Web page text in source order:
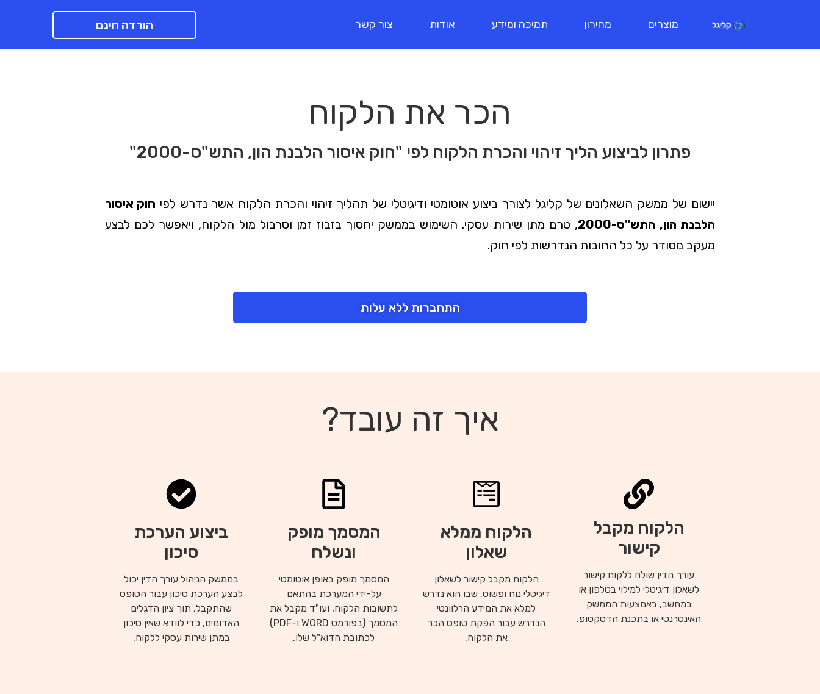
מוצרים מחירון תמיכה ומידע אודות צור קשר הורדה חינם
הכר את הלקוח
פתרון לביצוע הליך זיהוי והכרת הלקוח לפי "חוק איסור הלבנת הון, התש"ס-2000"
יישום של ממשק השאלונים של קליגל לצורך ביצוע אוטומטי ודיגיטלי של תהליך זיהוי והכרת הלקוח אשר נדרש לפי חוק איסור
הלבנת הון, התש"ס-2000
, טרם מתן שירות עסקי. השימוש בממשק יחסוך בזבוז זמן וסרבול מול הלקוח, ויאפשר לכם לבצע
מעקב מסודר על כל החובות הנדרשות לפי חוק.
התחברות ללא עלות
איך זה עובד?
הלקוח מקבל
קישור
עורך הדין שולח ללקוח קישור
לשאלון דיגיטלי למילוי בטלפון או
במחשב, באמצעות הממשק
האינטרנטי או בתכנת הדסקטופ.
הלקוח ממלא
שאלון
הלקוח מקבל קישור לשאלון
דיגיטלי נוח ופשוט, שבו הוא נדרש
למלא את המידע הרלוונטי
הנדרש עבור הפקת טופס הכר
את הלקוח.
המסמך מופק
ונשלח
המסמך מופק באופן אוטומטי
על-ידי המערכת בהתאם
לתשובות הלקוח, ועו"ד מקבל את
המסמך (בפורמט WORD ו-PDF)
לכתובת הדוא"ל שלו.
ביצוע הערכת
סיכון
בממשק הניהול עורך הדין יכול
לבצע הערכת סיכון עבור הטופס
שהתקבל, תוך ציון הדגלים
האדומים, כדי לוודא שאין סיכון
במתן שירות עסקי ללקוח.